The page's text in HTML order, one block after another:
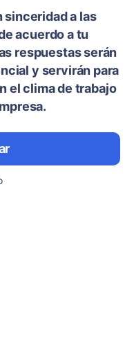
sinceridad a las
acuerdo a tu
respuestas serán
y servirán para
el clima de trabajo